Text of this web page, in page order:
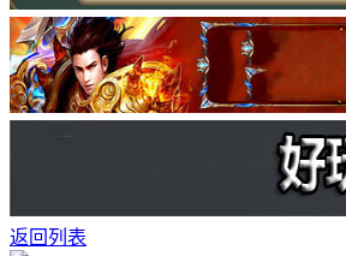
返回列表